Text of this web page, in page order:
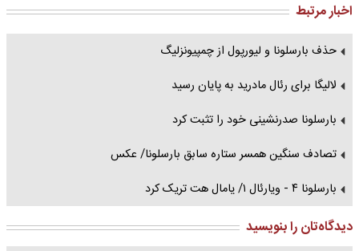
اخبار مرتبط
حذف بارسلونا و لیورپول از چمپیونزلیگ
لالیگا برای رئال مادرید به پایان رسید
بارسلونا صدرنشینی خود را تثبت کرد
تصادف سنگین همسر ستاره سابق بارسلونا/ عکس
بارسلونا ۴ - ویارئال ۱/ یامال هت تریک کرد
دیدگاه‌تان را بنویسید